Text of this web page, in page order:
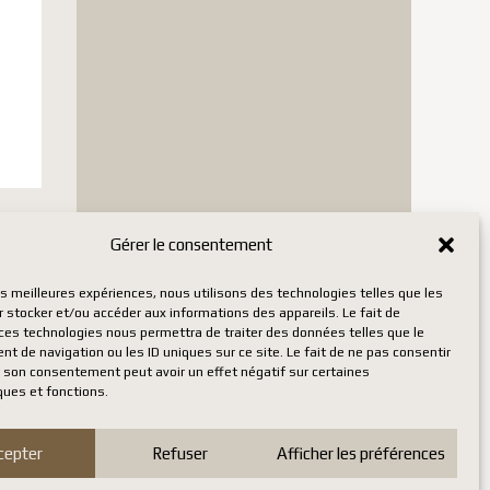
Gérer le consentement
meilleures expériences, nous utilisons des technologies telles que les
stocker et/ou accéder aux informations des appareils. Le fait de
technologies nous permettra de traiter des données telles que le
de navigation ou les ID uniques sur ce site. Le fait de ne pas consentir
son consentement peut avoir un effet négatif sur certaines
et fonctions.
Refuser Afficher les préférences